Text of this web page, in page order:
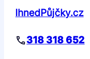
IhnedPůjčky.cz
318 318 652